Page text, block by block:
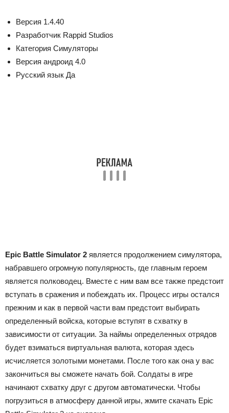
Версия 1.4.40
Разработчик Rappid Studios
Категория Симуляторы
Версия андроид 4.0
Русский язык Да
Epic Battle Simulator 2 является продолжением симулятора,
набравшего огромную популярность, где главным героем
является полководец. Вместе с ним вам все также предстоит
вступать в сражения и побеждать их. Процесс игры остался
прежним и как в первой части вам предстоит выбирать
определенный войска, которые вступят в схватку в
зависимости от ситуации. За наймы определенных отрядов
будет взиматься виртуальная валюта, которая здесь
исчисляется золотыми монетами. После того как она у вас
закончиться вы сможете начать бой. Солдаты в игре
начинают схватку друг с другом автоматически. Чтобы
погрузиться в атмосферу данной игры, жмите скачать Epic